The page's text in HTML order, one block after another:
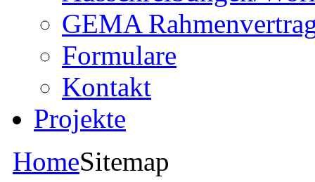
GEMA
Formulare
Kontakt
Projekte
HomeSitemap